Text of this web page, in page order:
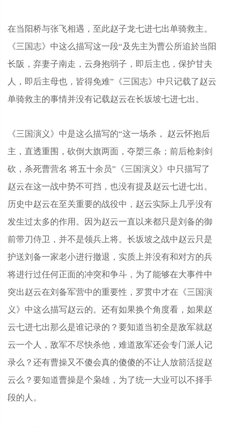
在当阳桥与张飞相遇，至此赵子龙七进七出单骑救主。
《三国志》中这么描写这一段“及先主为曹公所追於当阳
长阪，弃妻子南走，云身抱弱子，即后主也，保护甘夫
人，即后主母也，皆得免难”《三国志》中只记载了赵云
单骑救主的事情并没有记载赵云在长坂坡七进七出。
《三国演义》中是这么描写的“这一场杀， 赵云怀抱后
主，直透重围，砍倒大旗两面，夺槊三条；前后枪刺剑
砍，杀死曹营名 将五十余员”《三国演义》中只描写了
赵云在这一战中势不可挡，也没有提及赵云七进七出。
历史中赵云在至关重要的战役中，赵云实际上几乎没有
发生过太多的作用。因为赵云一直以来都只是刘备的御
前带刀侍卫，并不是领兵上将。长坂坡之战中赵云只是
护送刘备一家老小进行撤退，实质上并没有和对方的兵
将进行过任何正面的冲突和争斗，为了能够在大事件中
突出赵云在刘备军营中的重要性，罗贯中才在《三国演
义》中这么描写赵云的。还有如果换个角度看，如果赵
云七进七出那么是谁记录的？要知道当初全是敌军就赵
云一个人，敌军不尽快杀他，难道敌军还会专门派人记
录么？还有曹操又不傻会真的傻傻的不让人放箭活捉赵
云么？要知道曹操是个枭雄，为了统一大业可以不择手
段的人。